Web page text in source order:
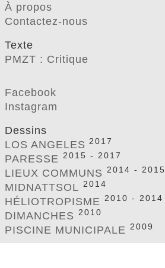
À propos
Contactez-nous
Texte
PMZT : Critique
Facebook
Instagram
Dessins
LOS ANGELES 2017
PARESSE 2015 - 2017
LIEUX COMMUNS 2014 - 2015
MIDNATTSOL 2014
HÉLIOTROPISME 2010 - 2014
DIMANCHES 2010
PISCINE MUNICIPALE 2009